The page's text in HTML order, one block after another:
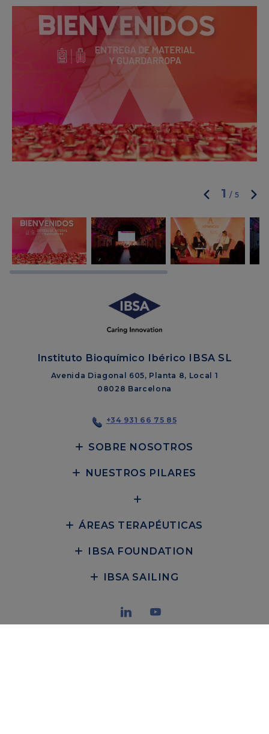
1 /5
Instituto Bioquímico Ibérico IBSA SL
Avenida Diagonal 605, Planta 8, Local 1
08028 Barcelona
+34 931 66 75 85
SOBRE NOSOTROS
NUESTROS PILARES
ÁREAS TERAPÉUTICAS
IBSA FOUNDATION
IBSA SAILING